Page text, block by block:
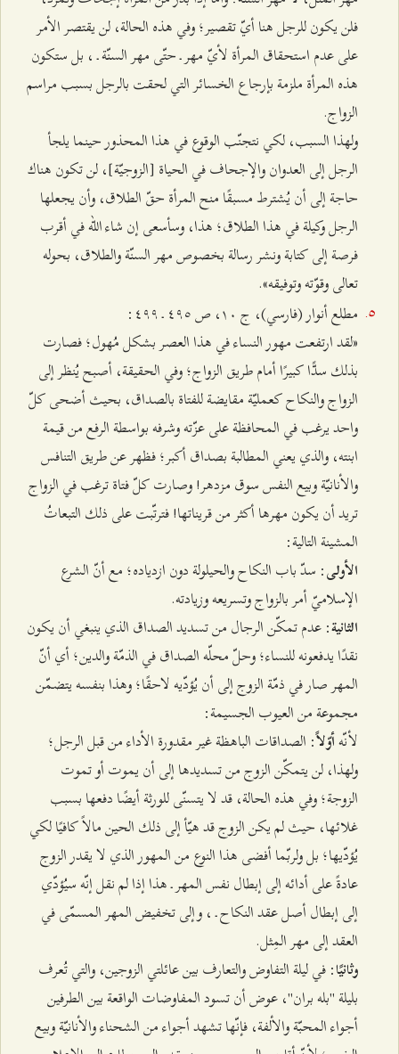
فلن يكون للرجل هنا أيّ تقصير؛ وفي هذه الحالة، لن يقتصر الأمر
على عدم استحقاق المرأة لأيّ مهر ـ حتّى مهر السنّة ـ ، بل ستكون
هذه المرأة ملزمة بإرجاع الخسائر التي لحقت بالرجل بسبب مراسم
الزواج.
ولهذا السبب، لكي نتجنّب الوقوع في هذا المحذور حينما يلجأ
الرجل إلى العدوان والإجحاف في الحياة [الزوجيّة]، لن تكون هناك
حاجة إلى أن يُشترط مسبقًا منح المرأة حقّ الطلاق، وأن يجعلها
الرجل وكيلة في هذا الطلاق؛ هذا، وسأسعى إن شاء الله في أقرب
فرصة إلى كتابة ونشر رسالة بخصوص مهر السنّة والطلاق، بحوله
تعالى وقوّته وتوفيقه».
مطلع أنوار (فارسي)، ج ۱۰، ص ٤٩٥ ـ ٤٩٩:
«لقد ارتفعت مهور النساء في هذا العصر بشكل مُهول؛ فصارت
بذلك سدًّا كبيرًا أمام طريق الزواج؛ وفي الحقيقة، أصبح يُنظر إلى
الزواج والنكاح كعمليّة مقايضة للفتاة بالصداق، بحيث أضحى كلّ
واحد يرغب في المحافظة على عزّته وشرفه بواسطة الرفع من قيمة
ابنته، والذي يعني المطالبة بصداق أكبر؛ فظهر عن طريق التنافس
والأنانيّة وبيع النفس سوق مزدهر! وصارت كلّ فتاة ترغب في الزواج
تريد أن يكون مهرها أكثر من قريناتها! فترتّبت على ذلك التبعاتُ
المشينة التالية:
الأولى: سدّ باب النكاح والحيلولة دون ازدياده؛ مع أنّ الشرع
الإسلاميّ أمر بالزواج وتسريعه وزيادته.
الثانية: عدم تمكّن الرجال من تسديد الصداق الذي ينبغي أن يكون
نقدًا يدفعونه للنساء؛ وحلّ محلّه الصداق في الذمّة والدين؛ أي أنّ
المهر صار في ذمّة الزوج إلى أن يُؤدّيه لاحقًا؛ وهذا بنفسه يتضمّن
مجموعة من العيوب الجسيمة:
لأنّهأوّلاً: الصداقات الباهظة غير مقدورة الأداء من قبل الرجل؛
ولهذا، لن يتمكّن الزوج من تسديدها إلى أن يموت أو تموت
الزوجة؛ وفي هذه الحالة، قد لا يتسنّى للورثة أيضًا دفعها بسبب
غلائها، حيث لم يكن الزوج قد هيّأ إلى ذلك الحين مالاً كافيًا لكي
يُؤدّيها؛ بل ولربّما أفضى هذا النوع من المهور الذي لا يقدر الزوج
عادةً على أدائه إلى إبطال نفس المهر ـ هذا إذا لم نقل إنّه سيُؤدّي
إلى إبطال أصل عقد النكاح ـ ، وإلى تخفيض المهر المسمّى في
العقد إلى مهر المِثل.
وثانيًا: في ليلة التفاوض والتعارف بين عائلتي الزوجين، والتي تُعرف
بليلة "بله بران"، عوض أن تسود المفاوضات الواقعة بين الطرفين
أجواء المحبّة والألفة، فإنّها تشهد أجواء من الشحناء والأنانيّة وبيع